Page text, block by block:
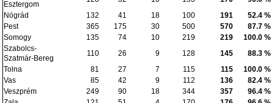
Esztergom
Nógrád
132 41 18 100 191
52.4 %
Pest
365 175 30 500 570
87.7 %
Somogy
135 74 10 219 219
100.0 %
Szabolcs-
Szatmár-Bereg
110 26 9 128 145
88.3 %
Tolna
81 27 7 115 115
100.0 %
Vas
85 42 9 112 136
82.4 %
Veszprém
249 90 18 344 357
96.4 %